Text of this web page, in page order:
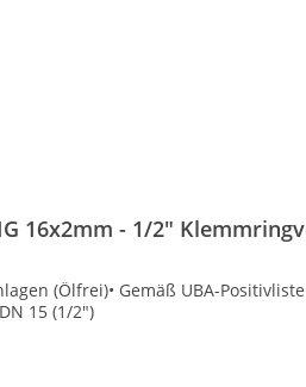
16x2mm - 1/2"
(Ölfrei)• Gemäß UBA-
15 (1/2")